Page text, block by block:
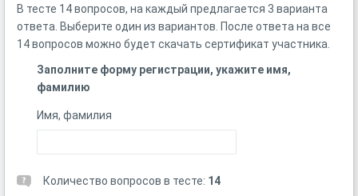
В тесте 14 вопросов, на каждый предлагается 3 варианта
ответа. Выберите один из вариантов. После ответа на все
14 вопросов можно будет скачать сертификат участника.
Заполните форму регистрации, укажите имя,
фамилию
Имя, фамилия
Количество вопросов в тесте: 14